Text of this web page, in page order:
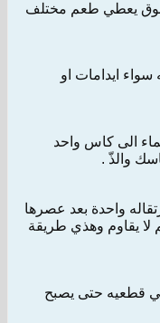
يعطي طعم مختلف
ايدامات او
الى كاس واحد
والذّ .
واحدة بعد عصرها
لا يقاوم وهذي طريقة
قطعيه حتى يصبح